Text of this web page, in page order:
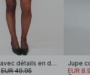
Mini jupe avec détails en dentelle
EUR 49.95
Jupe
EUR